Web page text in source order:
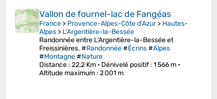
Vallon de fournel-lac de Fangéas
France > Provence-Alpes-Côte d'Azur> Hautes-
Alpes > L'Argentière-la-Bessée
Randonnée entre L'Argentière-la-Bessée et
Freissinières. #Randonnée#Écrins#Alpes
#Montagne#Nature
Distance : 22,2 Km • Dénivelé positif: 1 566 m •
Altitude maximum : 2 001 m